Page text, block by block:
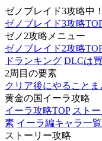
ゼノブレイド3攻略中！
ゼノブレイド3攻略
ゼノ2攻略メニュー
ゼノブレイド2攻略
ドランキング DLCは
2周目の要素
クリア後にやることま
黄金の国イーラ攻略
イーラ攻略TOP スト
素 イーラ編キャラ一覧
ストーリー攻略